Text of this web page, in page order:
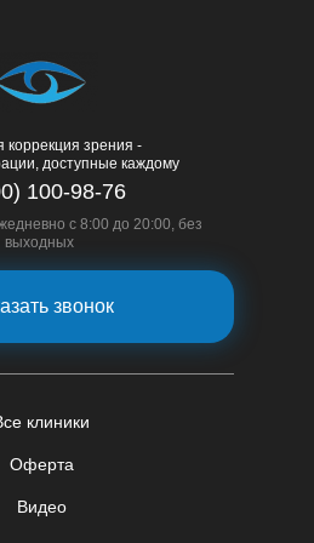
коррекция зрения -
доступные каждому
Оферта
Видео
клиники
100-98-76
с 8:00 до 20:00, без
выходных
звонок